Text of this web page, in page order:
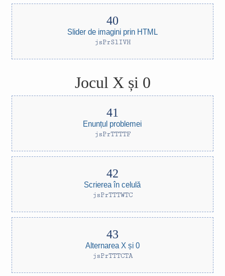
Slider de imagini prin HTML
jsPrSlIVH
Jocul X și 0
Enunțul problemei
jsPrTTTTF
Scrierea în celulă
jsPrTTTWTC
Alternarea X și 0
jsPrTTTCTA